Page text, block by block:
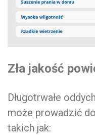
Zła jakość
Długotrwałe
może prowadzić
takich jak: